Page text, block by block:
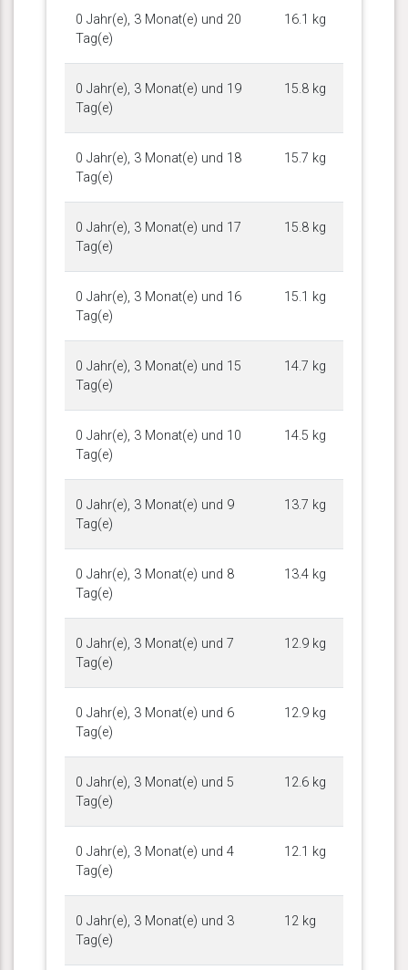
0 Jahr(e), 3 Monat(e) und 20
Tag(e)
16.1 kg
0 Jahr(e), 3 Monat(e) und 19
Tag(e)
15.8 kg
0 Jahr(e), 3 Monat(e) und 18
Tag(e)
15.7 kg
0 Jahr(e), 3 Monat(e) und 17
Tag(e)
15.8 kg
0 Jahr(e), 3 Monat(e) und 16
Tag(e)
15.1 kg
0 Jahr(e), 3 Monat(e) und 15
Tag(e)
14.7 kg
0 Jahr(e), 3 Monat(e) und 10
Tag(e)
14.5 kg
0 Jahr(e), 3 Monat(e) und 9
Tag(e)
13.7 kg
0 Jahr(e), 3 Monat(e) und 8
Tag(e)
13.4 kg
0 Jahr(e), 3 Monat(e) und 7
Tag(e)
12.9 kg
0 Jahr(e), 3 Monat(e) und 6
Tag(e)
12.9 kg
0 Jahr(e), 3 Monat(e) und 5
Tag(e)
12.6 kg
0 Jahr(e), 3 Monat(e) und 4
Tag(e)
12.1 kg
0 Jahr(e), 3 Monat(e) und 3
Tag(e)
12 kg